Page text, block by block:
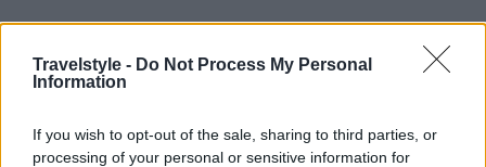
Travelstyle - Do Not Process My Personal
Information
If you wish to opt-out of the sale, sharing to third parties, or
processing of your personal or sensitive information for
1+1 παραλίες στην Κεφαλονιά με καταγάλανα
νερά που οι περισσότεροι δεν τις γνωρίζουν
9 Αυγούστου 2021, 12:44